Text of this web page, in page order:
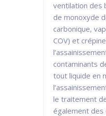
ventilation des
de monoxyde
carbonique,
COV) et
contaminants
tout liquide en
le traitement
également